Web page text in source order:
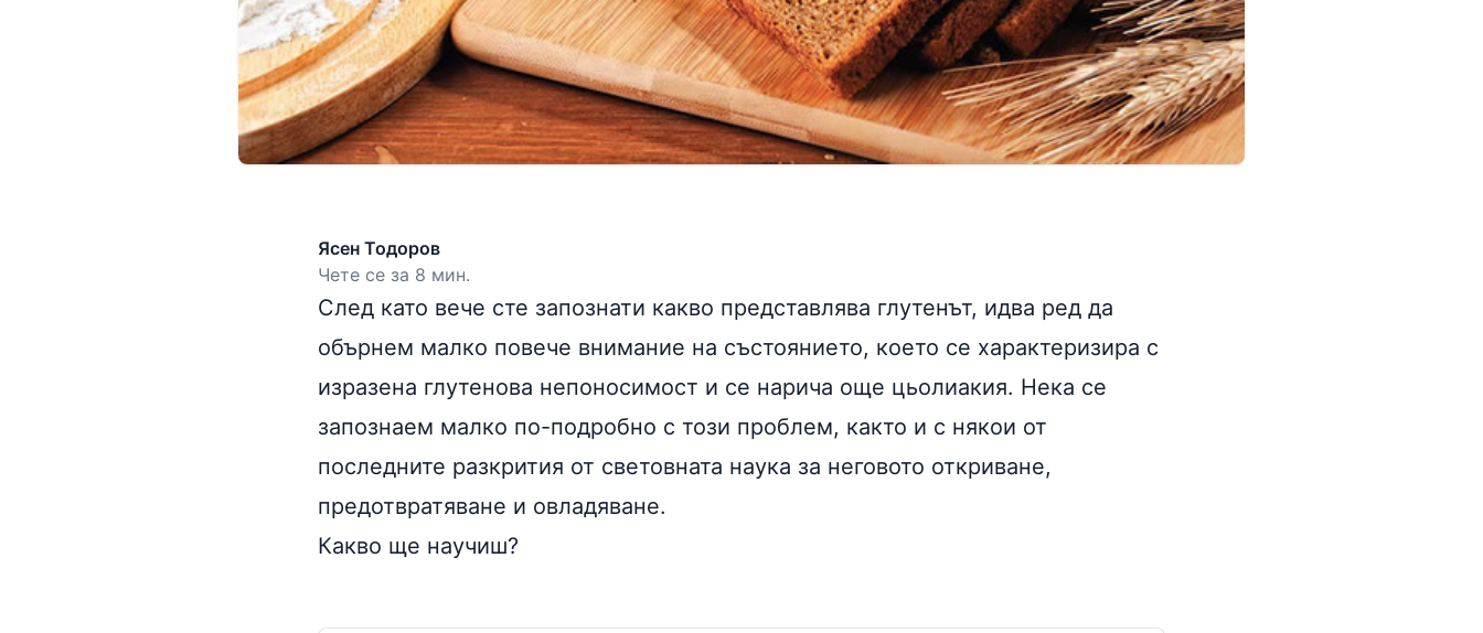
Ясен Тодоров
Чете се за 8 мин.
След като вече сте запознати какво представлява глутенът, идва ред да
обърнем малко повече внимание на състоянието, което се характеризира с
изразена глутенова непоносимост и се нарича още цьолиакия. Нека се
запознаем малко по-подробно с този проблем, както и с някои от
последните разкрития от световната наука за неговото откриване,
предотвратяване и овладяване.
Какво ще научиш?